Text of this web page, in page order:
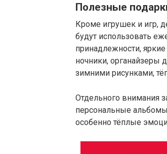
Полезные
Кроме игрушек и игр,
будут использовать
принадлежности,
ночники, органайзеры
зимними рисунками,
Отдельного внимания
персональные
особенно тёплые